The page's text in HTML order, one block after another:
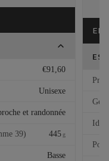
€91,60
Unisexe
et randonnée
39) 445 g
Basse
EL
Prix